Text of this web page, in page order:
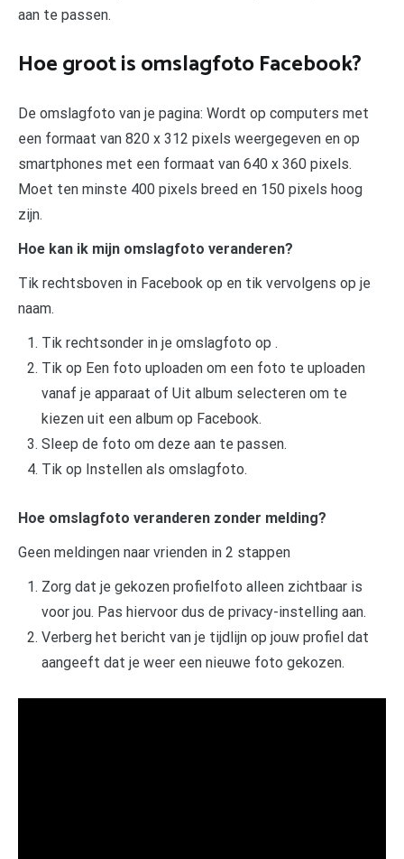
aan te passen.
Hoe groot is omslagfoto Facebook?
De omslagfoto van je pagina: Wordt op computers met
een formaat van 820 x 312 pixels weergegeven en op
smartphones met een formaat van 640 x 360 pixels.
Moet ten minste 400 pixels breed en 150 pixels hoog
zijn.
Hoe kan ik mijn omslagfoto veranderen?
Tik rechtsboven in Facebook op en tik vervolgens op je
naam.
Tik rechtsonder in je omslagfoto op .
Tik op Een foto uploaden om een foto te uploaden
vanaf je apparaat of Uit album selecteren om te
kiezen uit een album op Facebook.
Sleep de foto om deze aan te passen.
Tik op Instellen als omslagfoto.
Hoe omslagfoto veranderen zonder melding?
Geen meldingen naar vrienden in 2 stappen
Zorg dat je gekozen profielfoto alleen zichtbaar is
voor jou. Pas hiervoor dus de privacy-instelling aan.
Verberg het bericht van je tijdlijn op jouw profiel dat
aangeeft dat je weer een nieuwe foto gekozen.